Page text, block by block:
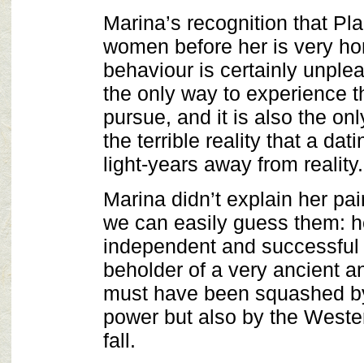
Marina’s recognition that
women before her is very
behaviour is certainly
the only way to experience
pursue, and it is also the
the terrible reality that a
light-years away from reality.
Marina didn’t explain her
we can easily guess them:
independent and
beholder of a very ancient
must have been squashed
power but also by the
fall.